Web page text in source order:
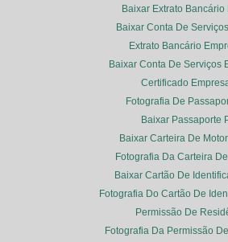
Baixar Extrato Bancário
Baixar Conta De
Extrato Bancário
Baixar Conta De Serviços
Certificado
Fotografia De
Baixar Passaporte
Baixar Carteira De
Fotografia Da Carteira
Baixar Cartão De
Fotografia Do Cartão De
Permissão De
Fotografia Da Permissão